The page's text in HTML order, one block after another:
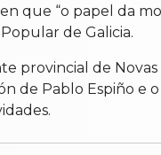
que “o papel da
de Galicia.
provincial de
de Pablo Espiño e